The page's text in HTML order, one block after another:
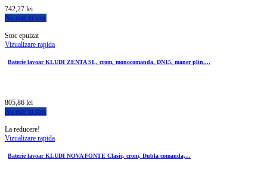
742,27 lei
Nu este in stoc
Stoc epuizat
Vizualizare rapida
Baterie lavoar KLUDI ZENTA SL, crom, monocomanda, DN15, maner plin,...
805,86 lei
Nu este in stoc
La reducere!
Vizualizare rapida
Baterie lavoar KLUDI NOVA FONTE Clasic, crom, Dubla comanda,...